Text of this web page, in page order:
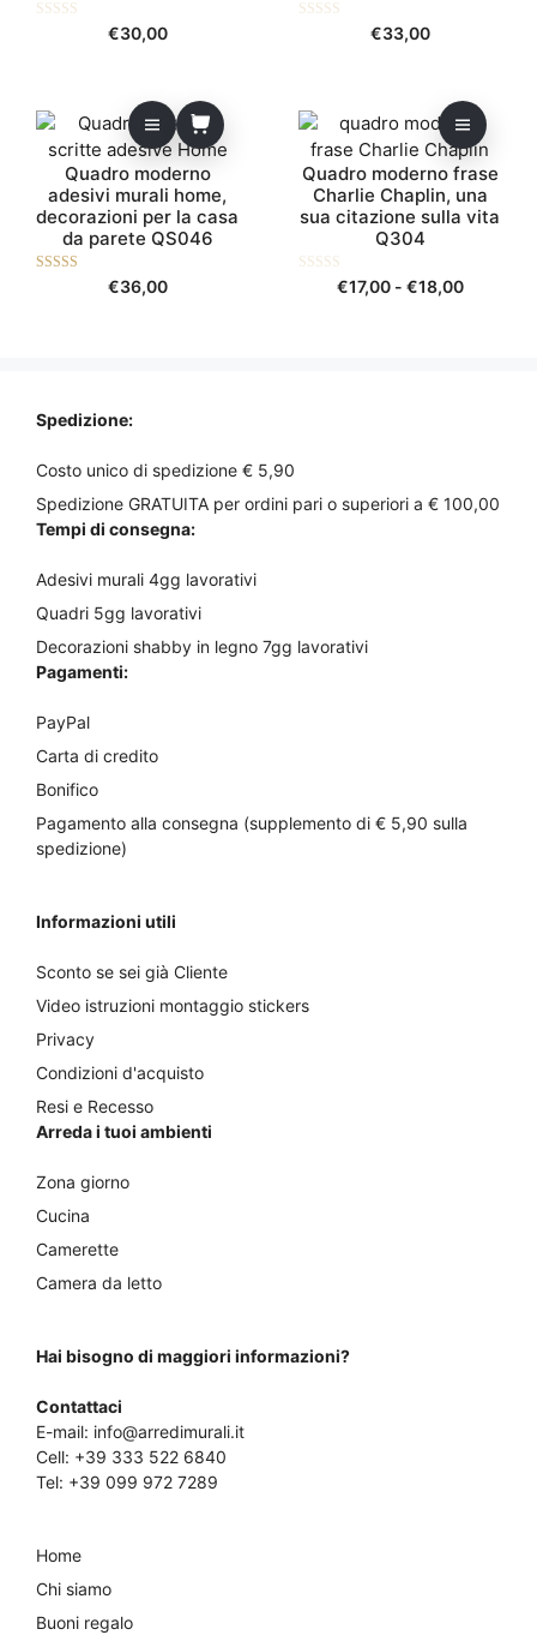
€30,00 €33,00
nella
pagina
del
prodotto
Quadro moderno
adesivi murali home,
decorazioni per la casa
da parete QS046
€36,00
Quadro moderno frase
Charlie Chaplin, una
sua citazione sulla vita
Q304
€17,00 - €18,00Fascia
Questo
prodotto
ha
più
varianti.
Le
opzioni
Spedizione:
Costo unico di spedizione € 5,90
Spedizione GRATUITA per ordini pari o superiori a € 100,00
Tempi di consegna:
Adesivi murali 4gg lavorativi
Quadri 5gg lavorativi
Decorazioni shabby in legno 7gg lavorativi
Pagamenti:
PayPal
Carta di credito
Bonifico
Pagamento alla consegna (supplemento di € 5,90 sulla
spedizione)
Informazioni utili
Sconto se sei già Cliente
Video istruzioni montaggio stickers
Privacy
Condizioni d'acquisto
Resi e Recesso
Arreda i tuoi ambienti
Zona giorno
Cucina
Camerette
Camera da letto
Hai bisogno di maggiori informazioni?
Contattaci
E-mail: info@arredimurali.it
Cell: +39 333 522 6840
Tel: +39 099 972 7289
Home
Chi siamo
Buoni regalo